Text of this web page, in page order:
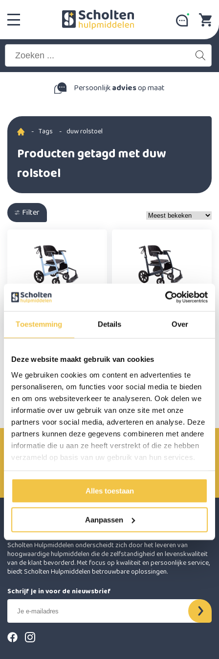
Toestemming Details Over
Deze website maakt gebruik van cookies
We gebruiken cookies om content en advertenties te
personaliseren, om functies voor social media te bieden
en om ons websiteverkeer te analyseren. Ook delen we
informatie over uw gebruik van onze site met onze
partners voor social media, adverteren en analyse. Deze
partners kunnen deze gegevens combineren met andere
informatie die u aan ze heeft verstrekt of die ze hebben
verzameld op basis van uw gebruik van hun services.
Alles toestaan
Aanpassen
Persoonlijkadviesop maat
- Tags - duw rolstoel
Producten getagd met duw
rolstoel
Filter
Triumph Prestige
rolstoel/rollator 2 in 1.
799,-
Triumph Prestige
rolstoel/rollator 2 in 1.
799,-
Persoonlijk advies
Start chat
info@scholten-hulpmiddelen.nl
0485 800 814
Achterbroek 15 6596 MP Milsbeek
Scholten Hulpmiddelen onderscheidt zich door het leveren van
hoogwaardige hulpmiddelen die de zelfstandigheid en levenskwaliteit
van de klant bevorderd. Met focus op kwaliteit en persoonlijke service,
biedt Scholten Hulpmiddelen betrouwbare oplossingen.
Schrijf je in voor de nieuwsbrief